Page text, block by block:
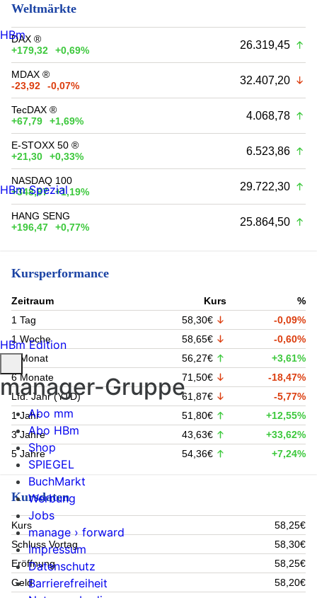
Weltmärkte
DAX ®
+179,32
+0,69% 26.319,45
MDAX ®
-23,92
-0,07% 32.407,20
TecDAX ®
+67,79
+1,69% 4.068,78
E-STOXX 50 ®
+21,30
+0,33% 6.523,86
NASDAQ 100
+348,97
+1,19% 29.722,30
HANG SENG
+196,47
+0,77% 25.864,50
Kursperformance
Zeitraum Kurs
%
1 Tag
58,30€
-0,09%
1 Woche
58,65€
-0,60%
1 Monat
56,27€
+3,61%
6 Monate
71,50€
-18,47%
Lfd. Jahr (YTD)
61,87€
-5,77%
1 Jahr
51,80€
+12,55%
3 Jahre
43,63€
+33,62%
5 Jahre
54,36€ +7,24%
Kursdaten
Kurs
58,25€
Schluss Vortag
58,30€
Eröffnung
58,25€
Geld
58,20€
HBm
HBm Spezial
HBm Edition
manager-Gruppe
Abo mm
Abo HBm
Shop
SPIEGEL
BuchMarkt
Werbung
Jobs
manage › forward
Impressum
Datenschutz
Barrierefreiheit